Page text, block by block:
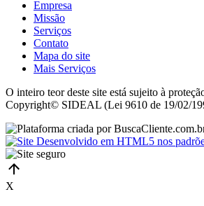
Empresa
Missão
Serviços
Contato
Mapa do site
Mais Serviços
O inteiro teor deste site está sujeito à
Copyright© SIDEAL (Lei 9610 de 19/02/
X